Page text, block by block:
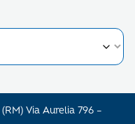
Via Aurelia 796 –